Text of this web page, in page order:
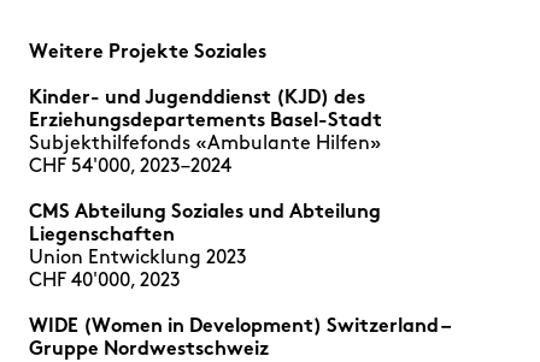
Weitere Projekte Soziales
Kinder- und Jugenddienst (KJD) des
Erziehungsdepartements Basel-Stadt
Subjekthilfefonds «Ambulante Hilfen»
CHF 54'000, 2023–2024
CMS Abteilung Soziales und Abteilung
Liegenschaften
Union Entwicklung 2023
CHF 40'000, 2023
WIDE (Women in Development) Switzerland –
Gruppe Nordwestschweiz